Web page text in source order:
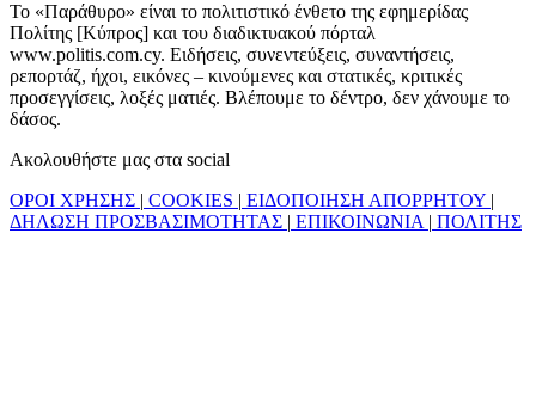
Το «Παράθυρο» είναι το πολιτιστικό ένθετο της εφημερίδας
Πολίτης [Κύπρος] και του διαδικτυακού πόρταλ
www.politis.com.cy. Ειδήσεις, συνεντεύξεις, συναντήσεις,
ρεπορτάζ, ήχοι, εικόνες – κινούμενες και στατικές, κριτικές
προσεγγίσεις, λοξές ματιές. Βλέπουμε το δέντρο, δεν χάνουμε το
δάσος.
Ακολουθήστε μας στα social
ΟΡΟΙ ΧΡΗΣΗΣ | COOKIES | ΕΙΔΟΠΟΙΗΣΗ ΑΠΟΡΡΗΤΟΥ |
ΔΗΛΩΣΗ ΠΡΟΣΒΑΣΙΜΟΤΗΤΑΣ | ΕΠΙΚΟΙΝΩΝΙΑ | ΠΟΛΙΤΗΣ